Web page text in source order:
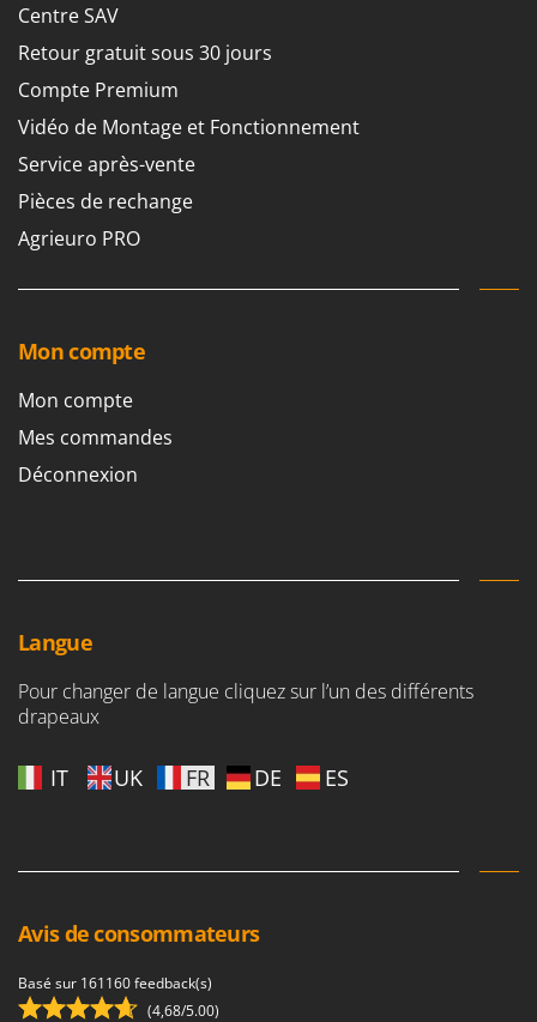
Centre SAV
Retour gratuit sous 30 jours
Compte Premium
Vidéo de Montage et Fonctionnement
Service après-vente
Pièces de rechange
Agrieuro PRO
Mon compte
Mon compte
Mes commandes
Déconnexion
Langue
Pour changer de langue cliquez sur l’un des différents
drapeaux
IT UK FR DE ES
Avis de consommateurs
Basé sur 161160 feedback(s)
(4,68/5.00)